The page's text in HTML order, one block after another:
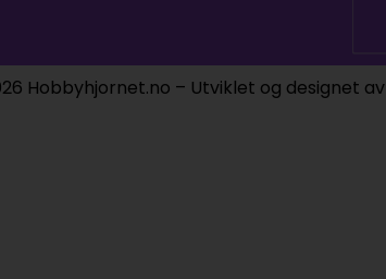
Hobbyhjornet.no – Utviklet og designet av